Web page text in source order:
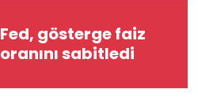
Fed, gösterge faiz
oranını sabitledi